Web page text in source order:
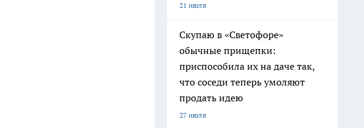
21 июля
Скупаю в «Светофоре»
обычные прищепки:
приспособила их на даче так,
что соседи теперь умоляют
продать идею
27 июля